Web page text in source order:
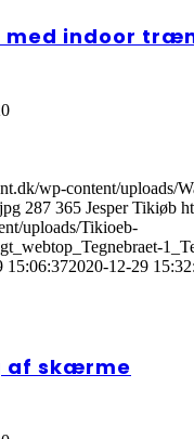
med indoor
wp-content/uploads/
287 365 Jesper Tikiøb
uploads/Tikioeb-
15:06:372020-12-29
af skærme